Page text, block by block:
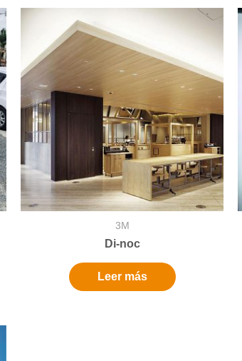
3M
Di-noc
Leer más